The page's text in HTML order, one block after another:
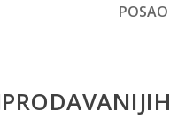
POSAO